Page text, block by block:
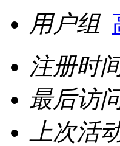
用户组
注册时
最后访
上次活